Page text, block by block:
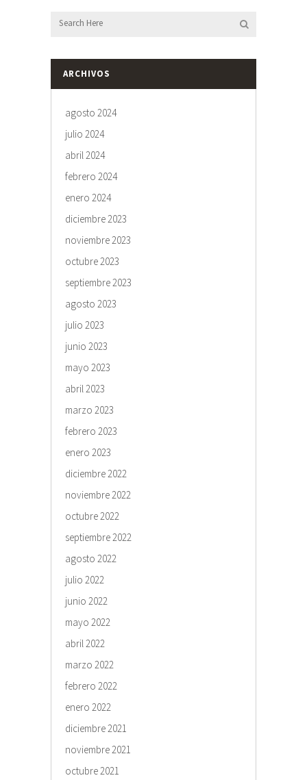
ARCHIVOS
agosto 2024
julio 2024
abril 2024
febrero 2024
enero 2024
diciembre 2023
noviembre 2023
octubre 2023
septiembre 2023
agosto 2023
julio 2023
junio 2023
mayo 2023
abril 2023
marzo 2023
febrero 2023
enero 2023
diciembre 2022
noviembre 2022
octubre 2022
septiembre 2022
agosto 2022
julio 2022
junio 2022
mayo 2022
abril 2022
marzo 2022
febrero 2022
enero 2022
diciembre 2021
noviembre 2021
octubre 2021